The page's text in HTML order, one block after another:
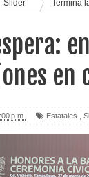
Slider
Termina
en
p.m. Estatales